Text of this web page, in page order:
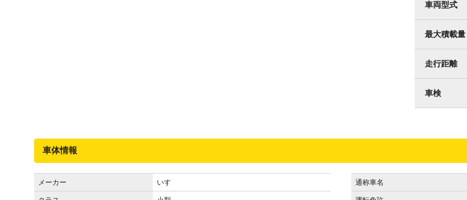
車両型式
最大積載量
走行距離
車検
車体情報
メーカー いすゞ 通称車名